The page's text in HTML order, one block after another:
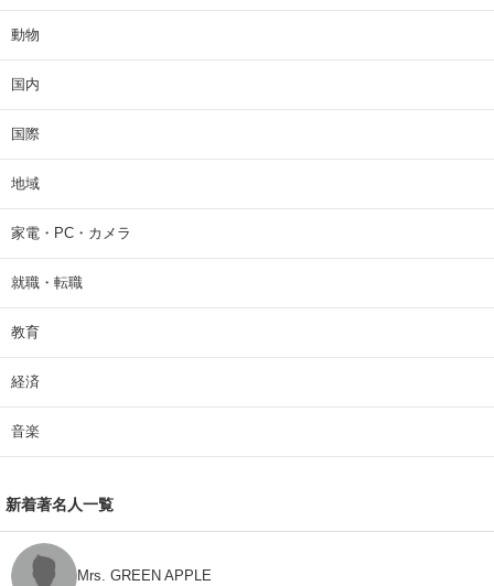
動物
国内
国際
地域
家電・PC・カメラ
就職・転職
教育
経済
音楽
新着著名人一覧
Mrs. GREEN APPLE